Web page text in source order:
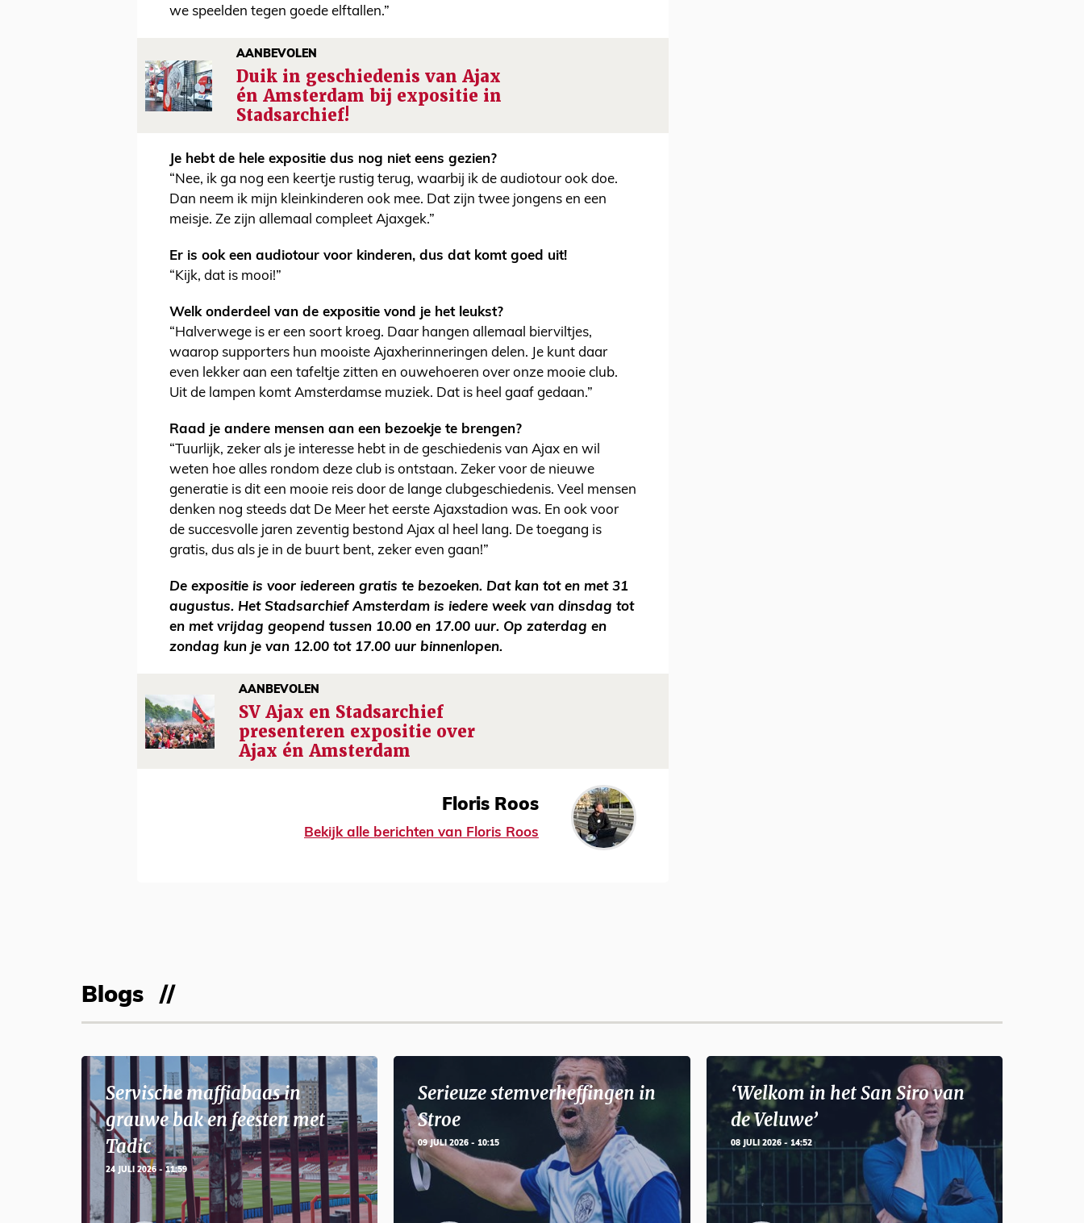
we speelden tegen goede elftallen.”
AANBEVOLEN
Duik in geschiedenis van Ajax
én Amsterdam bij expositie in
Stadsarchief!
Je hebt de hele expositie dus nog niet eens gezien?
“Nee, ik ga nog een keertje rustig terug, waarbij ik de audiotour ook doe.
Dan neem ik mijn kleinkinderen ook mee. Dat zijn twee jongens en een
meisje. Ze zijn allemaal compleet Ajaxgek.”
Er is ook een audiotour voor kinderen, dus dat komt goed uit!
“Kijk, dat is mooi!”
Welk onderdeel van de expositie vond je het leukst?
“Halverwege is er een soort kroeg. Daar hangen allemaal bierviltjes,
waarop supporters hun mooiste Ajaxherinneringen delen. Je kunt daar
even lekker aan een tafeltje zitten en ouwehoeren over onze mooie club.
Uit de lampen komt Amsterdamse muziek. Dat is heel gaaf gedaan.”
Raad je andere mensen aan een bezoekje te brengen?
“Tuurlijk, zeker als je interesse hebt in de geschiedenis van Ajax en wil
weten hoe alles rondom deze club is ontstaan. Zeker voor de nieuwe
generatie is dit een mooie reis door de lange clubgeschiedenis. Veel mensen
denken nog steeds dat De Meer het eerste Ajaxstadion was. En ook voor
de succesvolle jaren zeventig bestond Ajax al heel lang. De toegang is
gratis, dus als je in de buurt bent, zeker even gaan!”
De expositie is voor iedereen gratis te bezoeken. Dat kan tot en met 31
augustus. Het Stadsarchief Amsterdam is iedere week van dinsdag tot
en met vrijdag geopend tussen 10.00 en 17.00 uur. Op zaterdag en
zondag kun je van 12.00 tot 17.00 uur binnenlopen.
AANBEVOLEN
SV Ajax en Stadsarchief
presenteren expositie over
Ajax én Amsterdam
Floris Roos
Bekijk alle berichten van Floris Roos
Blogs
Servische maffiabaas in
grauwe bak en feesten met
Tadic
24 JULI 2026 - 11:59
Serieuze stemverheffingen in
Stroe
09 JULI 2026 - 10:15
‘Welkom in het San Siro van
de Veluwe’
08 JULI 2026 - 14:52